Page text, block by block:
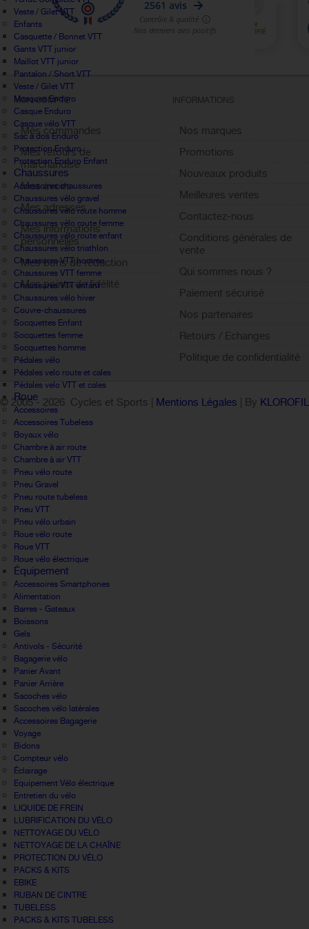
Veste / Gilet VTT
Enfants
Casquette / Bonnet VTT
Gants VTT junior
Maillot VTT junior
Pantalon / Short VTT
Veste / Gilet VTT
Masques Enduro
Casque Enduro
Casque vélo VTT
Sac à dos Enduro
Protection Enduro
Protection Enduro Enfant
Chaussures
Accessoires chaussures
Chaussures vélo gravel
Chaussures vélo route homme
Chaussures vélo route femme
Chaussures vélo route enfant
Chaussures vélo triathlon
Chaussures VTT homme
Chaussures VTT femme
Chaussures VTT enfant
Chaussures vélo hiver
Couvre-chaussures
Socquettes Enfant
Socquettes femme
Socquettes homme
Pédales vélo
Pédales velo route et cales
Pédales velo VTT et cales
Roue
Accessoires
Accessoires Tubeless
Boyaux vélo
Chambre à air route
Chambre à air VTT
Pneu vélo route
Pneu Gravel
Pneu route tubeless
Pneu VTT
Pneu vélo urbain
Roue vélo route
Roue VTT
Roue vélo électrique
Équipement
Accessoires Smartphones
Alimentation
Barres - Gateaux
Boissons
Gels
Antivols - Sécurité
Bagagerie vélo
Panier Avant
Panier Arrière
Sacoches vélo
Sacoches vélo latérales
Accessoires Bagagerie
Voyage
Bidons
Compteur vélo
Éclairage
Equipement Vélo électrique
Entretien du vélo
LIQUIDE DE FREIN
LUBRIFICATION DU VÉLO
NETTOYAGE DU VÉLO
NETTOYAGE DE LA CHAÎNE
PROTECTION DU VÉLO
PACKS & KITS
EBIKE
RUBAN DE CINTRE
TUBELESS
PACKS & KITS TUBELESS
MON COMPTE
Mes commandes
Mes retours de
marchandise
Mes avoirs
Mes adresses
Mes informations
personnelles
Mes bons de réduction
Mes points de fidélité
Sign out
INFORMATIONS
Nos marques
Promotions
Nouveaux produits
Meilleures ventes
Contactez-nous
Conditions générales de
vente
Qui sommes nous ?
Paiement sécurisé
Nos partenaires
Retours / Echanges
Politique de confidentialité
© 2005 - 2026 Cycles et Sports | Mentions Légales | By